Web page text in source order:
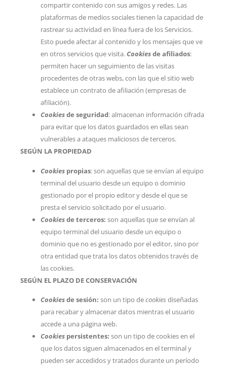
compartir contenido con sus amigos y redes. Las
plataformas de medios sociales tienen la capacidad de
rastrear su actividad en línea fuera de los Servicios.
Esto puede afectar al contenido y los mensajes que ve
en otros servicios que visita.Cookiesde afiliados:
permiten hacer un seguimiento de las visitas
procedentes de otras webs, con las que el sitio web
establece un contrato de afiliación (empresas de
afiliación).
Cookiesde seguridad: almacenan información cifrada
para evitar que los datos guardados en ellas sean
vulnerables a ataques maliciosos de terceros.
SEGÚN LA PROPIEDAD
Cookies propias: son aquellas que se envían al equipo
terminal del usuario desde un equipo o dominio
gestionado por el propio editor y desde el que se
presta el servicio solicitado por el usuario.
Cookiesde terceros: son aquellas que se envían al
equipo terminal del usuario desde un equipo o
dominio que no es gestionado por el editor, sino por
otra entidad que trata los datos obtenidos través de
las cookies.
SEGÚN EL PLAZO DE CONSERVACIÓN
Cookiesde sesión: son un tipo decookies diseñadas
para recabar y almacenar datos mientras el usuario
accede a una página web.
Cookies persistentes: son un tipo de cookies en el
que los datos siguen almacenados en el terminal y
pueden ser accedidos y tratados durante un período